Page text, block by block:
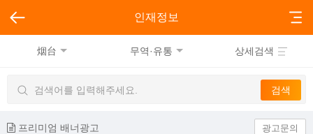
인재정보
烟台 무역·유통 상세검색
프리미엄 배너광고 광고문의